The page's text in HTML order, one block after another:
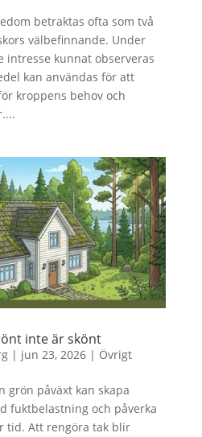
betraktas ofta som två
välbefinnande. Under
intresse kunnat observeras
kan användas för att
kroppens behov och
inte är skönt
| jun 23, 2026| Övrigt
grön påväxt kan skapa
fuktbelastning och påverka
tid. Att rengöra tak blir